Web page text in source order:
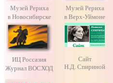
Музей Рериха
в Новосибирске
Музей Рериха
в Верх-Уймоне
ИЦ Россазия
Журнал ВОСХОД
Сайт
Н.Д. Спириной